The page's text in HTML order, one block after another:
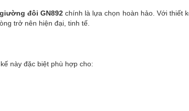
giường đôi GN892 chính là lựa chọn hoàn hảo. Với thiết
trở nên hiện đại, tinh tế.
kế này đặc biệt phù hợp cho: